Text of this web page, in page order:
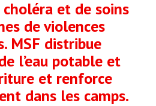
et de soins
de violences
MSF distribue
l’eau potable et
et renforce
dans les camps.